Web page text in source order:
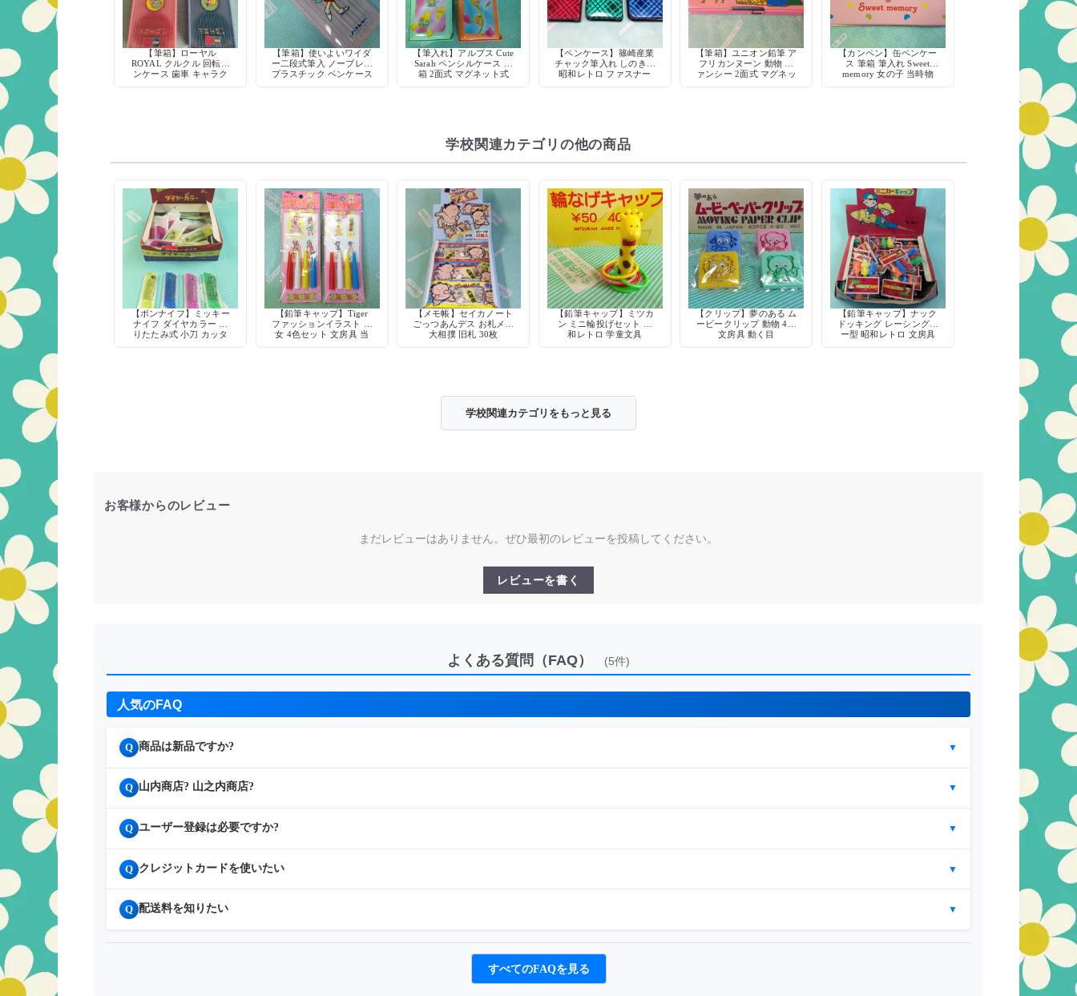
【筆箱】ローヤル
ROYAL クルクル 回転ペ
ンケース 歯車 キャラク
【筆箱】使いよいワイダ
ー二段式筆入 ノーブレン
プラスチック ペンケース
【筆入れ】アルプス Cute
Sarah ペンシルケース 筆
箱 2面式 マグネット式
【ペンケース】篠崎産業
チャック筆入れ しのきん
昭和レトロ ファスナー
【筆箱】ユニオン鉛筆 ア
フリカンヌーン 動物 フ
ァンシー 2面式 マグネッ
【カンペン】缶ペンケー
ス 筆箱 筆入れ Sweet
memory 女の子 当時物
学校関連カテゴリの他の商品
【ボンナイフ】ミッキー
ナイフ ダイヤカラー 折
りたたみ式 小刀 カッタ
【鉛筆キャップ】Tiger
ファッションイラスト 少
女 4色セット 文房具 当
【メモ帳】セイカノート
ごっつあんデス お札メモ
大相撲 旧札 30枚
【鉛筆キャップ】ミツカ
ン ミニ輪投げセット 昭
和レトロ 学童文具
【クリップ】夢のある ム
ービークリップ 動物 4種
文房具 動く目
【鉛筆キャップ】ナック
ドッキング レーシングカ
ー型 昭和レトロ 文房具
学校関連カテゴリをもっと見る
お客様からのレビュー
まだレビューはありません。ぜひ最初のレビューを投稿してください。
レビューを書く
よくある質問（FAQ） (5件)
人気のFAQ
Q 商品は新品ですか? ▼
Q 山内商店? 山之内商店? ▼
Q ユーザー登録は必要ですか? ▼
Q クレジットカードを使いたい ▼
Q 配送料を知りたい ▼
すべてのFAQを見る